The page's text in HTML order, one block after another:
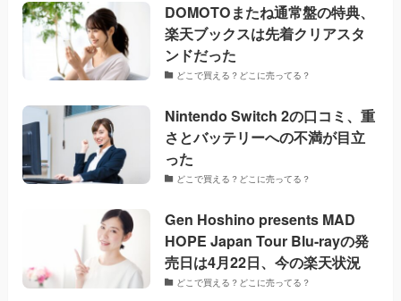
DOMOTOまたね通常盤の特典、
楽天ブックスは先着クリアスタ
ンドだった
どこで買える？どこに売ってる？
Nintendo Switch 2の口コミ、重
さとバッテリーへの不満が目立
った
どこで買える？どこに売ってる？
Gen Hoshino presents MAD
HOPE Japan Tour Blu-rayの発
売日は4月22日、今の楽天状況
どこで買える？どこに売ってる？